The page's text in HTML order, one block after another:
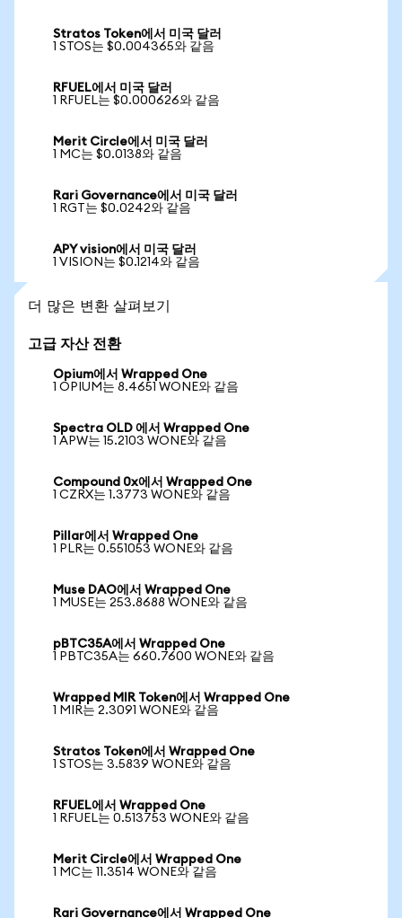
Stratos Token에서 미국 달러
1 STOS는 $0.004365와 같음
RFUEL에서 미국 달러
1 RFUEL는 $0.000626와 같음
Merit Circle에서 미국 달러
1 MC는 $0.0138와 같음
Rari Governance에서 미국 달러
1 RGT는 $0.0242와 같음
APY vision에서 미국 달러
1 VISION는 $0.1214와 같음
더 많은 변환 살펴보기
고급 자산 전환
Opium에서 Wrapped One
1 OPIUM는 8.4651 WONE와 같음
Spectra OLD 에서 Wrapped One
1 APW는 15.2103 WONE와 같음
Compound 0x에서 Wrapped One
1 CZRX는 1.3773 WONE와 같음
Pillar에서 Wrapped One
1 PLR는 0.551053 WONE와 같음
Muse DAO에서 Wrapped One
1 MUSE는 253.8688 WONE와 같음
pBTC35A에서 Wrapped One
1 PBTC35A는 660.7600 WONE와 같음
Wrapped MIR Token에서 Wrapped One
1 MIR는 2.3091 WONE와 같음
Stratos Token에서 Wrapped One
1 STOS는 3.5839 WONE와 같음
RFUEL에서 Wrapped One
1 RFUEL는 0.513753 WONE와 같음
Merit Circle에서 Wrapped One
1 MC는 11.3514 WONE와 같음
Rari Governance에서 Wrapped One